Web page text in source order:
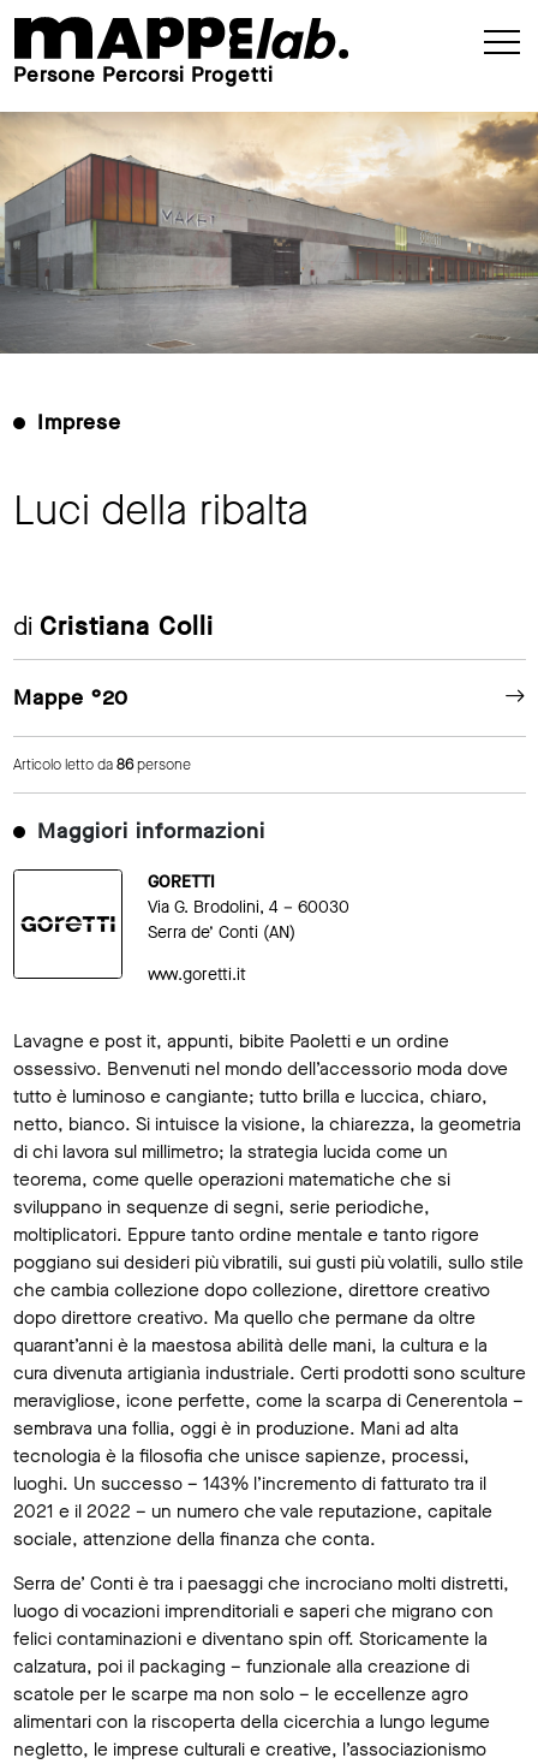
Persone Percorsi Progetti
Imprese
Luci della ribalta
di Cristiana Colli
Mappe °20
Articolo letto da86persone
Maggiori informazioni
GORETTI
Via G. Brodolini, 4 – 60030
Serra de’ Conti (AN)
www.goretti.it
Lavagne e post it, appunti, bibite Paoletti e un ordine
ossessivo. Benvenuti nel mondo dell’accessorio moda dove
tutto è luminoso e cangiante; tutto brilla e luccica, chiaro,
netto, bianco. Si intuisce la visione, la chiarezza, la geometria
di chi lavora sul millimetro; la strategia lucida come un
teorema, come quelle operazioni matematiche che si
sviluppano in sequenze di segni, serie periodiche,
moltiplicatori. Eppure tanto ordine mentale e tanto rigore
poggiano sui desideri più vibratili, sui gusti più volatili, sullo stile
che cambia collezione dopo collezione, direttore creativo
dopo direttore creativo. Ma quello che permane da oltre
quarant’anni è la maestosa abilità delle mani, la cultura e la
cura divenuta artigianìa industriale. Certi prodotti sono sculture
meravigliose, icone perfette, come la scarpa di Cenerentola –
sembrava una follia, oggi è in produzione. Mani ad alta
tecnologia è la filosofia che unisce sapienze, processi,
luoghi. Un successo – 143% l’incremento di fatturato tra il
2021 e il 2022 – un numero che vale reputazione, capitale
sociale, attenzione della finanza che conta.
Serra de’ Conti è tra i paesaggi che incrociano molti distretti,
luogo di vocazioni imprenditoriali e saperi che migrano con
felici contaminazioni e diventano spin off. Storicamente la
calzatura, poi il packaging – funzionale alla creazione di
scatole per le scarpe ma non solo – le eccellenze agro
alimentari con la riscoperta della cicerchia a lungo legume
negletto, le imprese culturali e creative, l’associazionismo